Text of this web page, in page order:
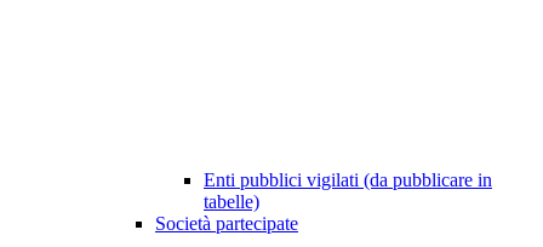
Enti pubblici vigilati (da pubblicare in
tabelle)
Società partecipate